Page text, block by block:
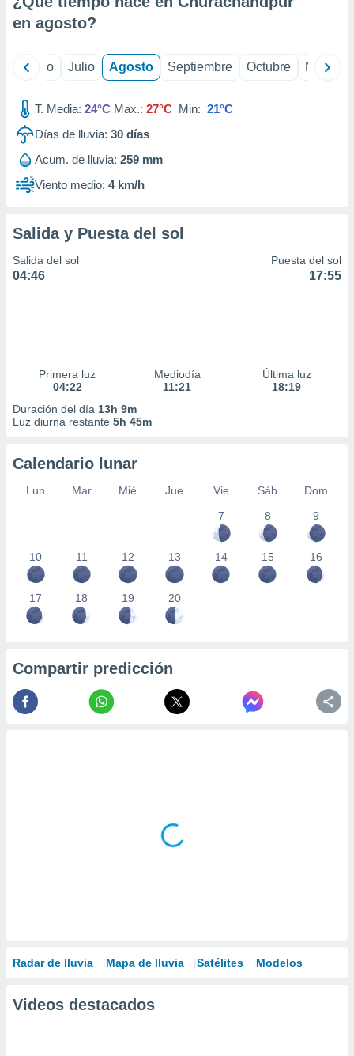
e
publicidad
publicidad
de
en agosto?
Junio Julio Agosto Septiembre Octubre
T. Media: 24°C Max.: 27°C Min: 21°C
Días de lluvia: 30 días
Acum. de lluvia: 259 mm
Viento medio: 4 km/h
Salida y Puesta del sol
Salida del sol
04:46
Puesta del sol
17:55
Primera luz
04:22
Mediodía
11:21
Última luz
18:19
Duración del día 13h 9m
Luz diurna restante 5h 45m
Calendario lunar
Lun Mar Mié Jue Vie Sáb
Dom
7
8 9
10 11 12 13 14 15 16
17 18 19 20
Compartir predicción
Radar de lluvia Mapa de lluvia Satélites Modelos
Videos destacados